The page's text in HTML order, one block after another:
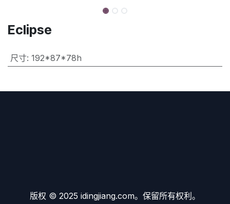
Eclipse
尺寸: 192*87*78h
版权 © 2025 idingjiang.com。保留所有权利。